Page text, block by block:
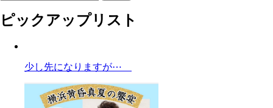
ピックアップリスト
少し先になりますが⋯